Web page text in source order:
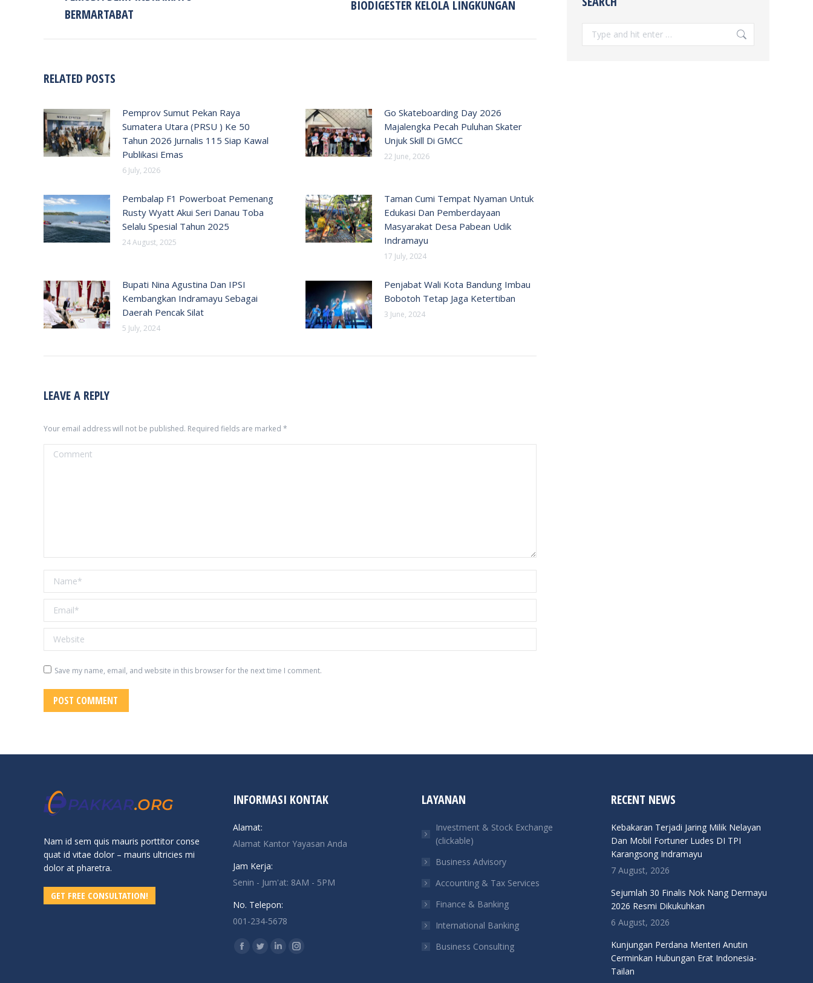
BERMARTABAT
BIODIGESTER KELOLA LINGKUNGAN
RELATED POSTS
Pemprov Sumut Pekan Raya
Sumatera Utara (PRSU ) Ke 50
Tahun 2026 Jurnalis 115 Siap Kawal
Publikasi Emas
6 July, 2026
Go Skateboarding Day 2026
Majalengka Pecah Puluhan Skater
Unjuk Skill Di GMCC
22 June, 2026
Pembalap F1 Powerboat Pemenang
Rusty Wyatt Akui Seri Danau Toba
Selalu Spesial Tahun 2025
24 August, 2025
Taman Cumi Tempat Nyaman Untuk
Edukasi Dan Pemberdayaan
Masyarakat Desa Pabean Udik
Indramayu
17 July, 2024
Bupati Nina Agustina Dan IPSI
Kembangkan Indramayu Sebagai
Daerah Pencak Silat
5 July, 2024
Penjabat Wali Kota Bandung Imbau
Bobotoh Tetap Jaga Ketertiban
3 June, 2024
LEAVE A REPLY
Your email address will not be published. Required fields are marked *
Comment
Name *
Email *
Website
Save my name, email, and website in this browser for the next time I comment.
POST COMMENT
Search:
Nam id sem quis mauris porttitor conse
quat id vitae dolor – mauris ultricies mi
dolor at pharetra.
GET FREE CONSULTATION!
INFORMASI KONTAK
Alamat:
Alamat Kantor Yayasan Anda
Jam Kerja:
Senin - Jum'at: 8AM - 5PM
No. Telepon:
001-234-5678
Find us on:
Facebook
TwitterLinkedinInstagram
LAYANAN
Investment & Stock Exchange
(clickable)
Business Advisory
Accounting & Tax Services
Finance & Banking
International Banking
Business Consulting
RECENT NEWS
Kebakaran Terjadi Jaring Milik Nelayan
Dan Mobil Fortuner Ludes DI TPI
Karangsong Indramayu
7 August, 2026
Sejumlah 30 Finalis Nok Nang Dermayu
2026 Resmi Dikukuhkan
6 August, 2026
Kunjungan Perdana Menteri Anutin
Cerminkan Hubungan Erat Indonesia-
Tailan